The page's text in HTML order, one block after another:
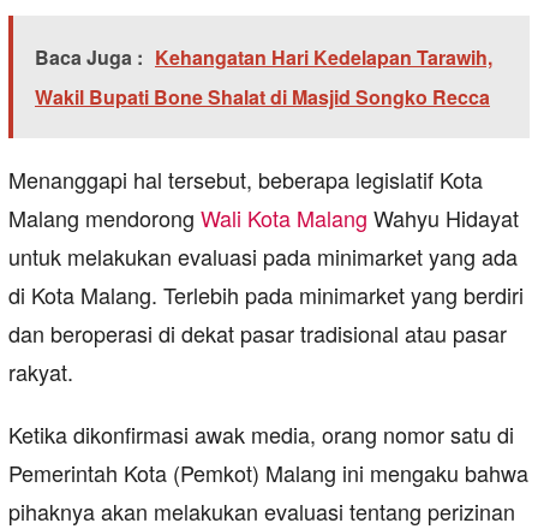
Baca Juga : Kehangatan Hari Kedelapan Tarawih,
Wakil Bupati Bone Shalat di Masjid Songko Recca
Menanggapi hal tersebut, beberapa legislatif Kota
Malang mendorong Wali Kota Malang Wahyu Hidayat
untuk melakukan evaluasi pada minimarket yang ada
di Kota Malang. Terlebih pada minimarket yang berdiri
dan beroperasi di dekat pasar tradisional atau pasar
rakyat.
Ketika dikonfirmasi awak media, orang nomor satu di
Pemerintah Kota (Pemkot) Malang ini mengaku bahwa
pihaknya akan melakukan evaluasi tentang perizinan